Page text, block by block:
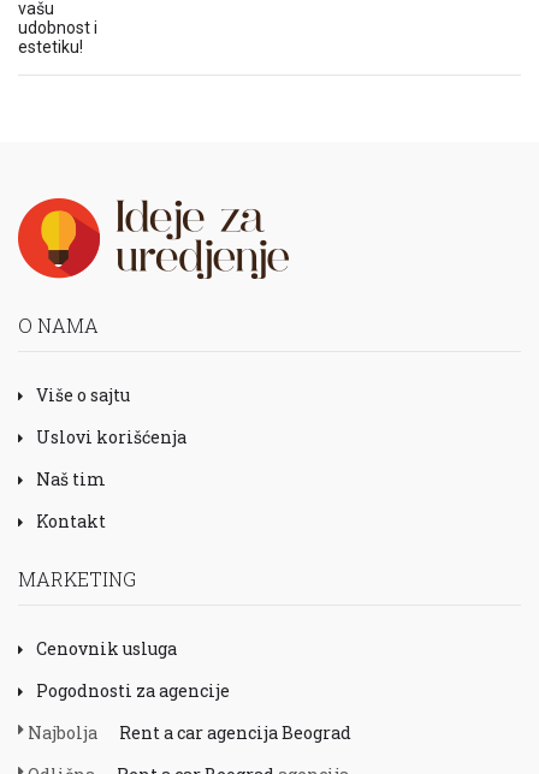
O NAMA
Više o sajtu
Uslovi korišćenja
Naš tim
Kontakt
MARKETING
Cenovnik usluga
Pogodnosti za agencije
Najbolja
Rent a car agencija Beograd